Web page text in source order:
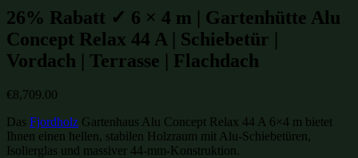
26% Rabatt ✓ 6 × 4 m | Gartenhütte Alu
Concept Relax 44 A | Schiebetür |
Vordach | Terrasse | Flachdach
€8,709.00
Das Fjordholz Gartenhaus Alu Concept Relax 44 A 6×4 m bietet
Ihnen einen hellen, stabilen Holzraum mit Alu-Schiebetüren,
Isolierglas und massiver 44-mm-Konstruktion.